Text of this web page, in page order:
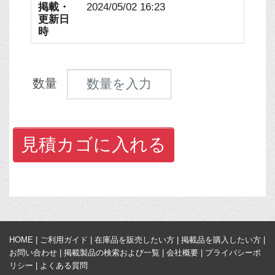
掲載・
更新日
時
2024/05/02 16:23
数量
見積数量
見積カゴに入れる
HOME | ご利用ガイド | 在庫品を販売したい方 | 掲載品を購入したい方 |
お問い合わせ | 掲載製品の検索および一覧 | 会社概要 | プライバシーポ
リシー | よくある質問